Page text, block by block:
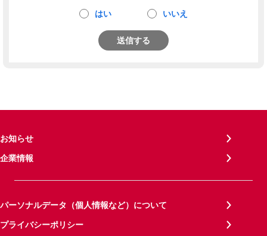
はい いいえ
送信する
お知らせ
企業情報
パーソナルデータ（個人情報など）について
プライバシーポリシー